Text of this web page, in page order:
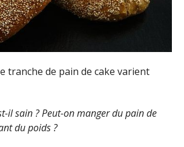
tranche de pain de cake varient
il sain ? Peut-on manger du pain de
du poids ?